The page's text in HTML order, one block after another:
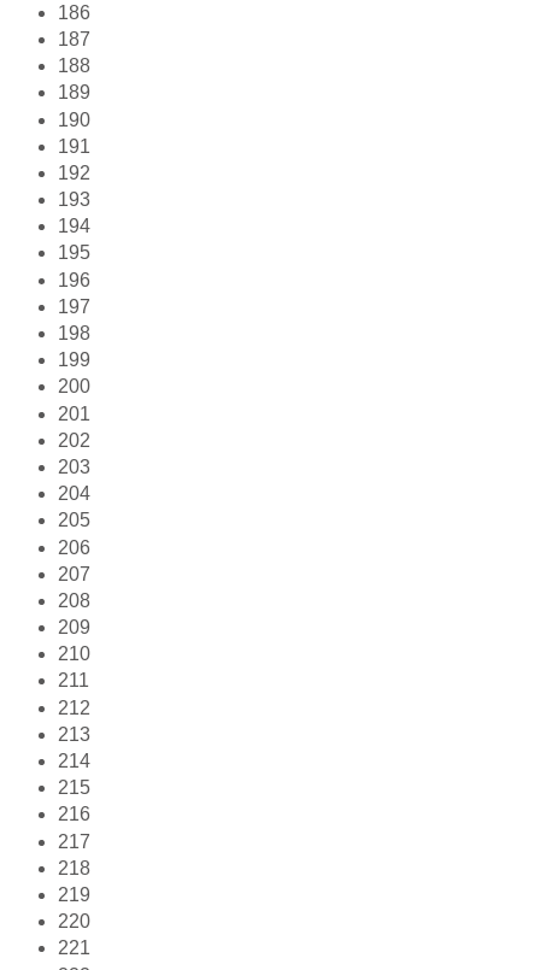
186
187
188
189
190
191
192
193
194
195
196
197
198
199
200
201
202
203
204
205
206
207
208
209
210
211
212
213
214
215
216
217
218
219
220
221